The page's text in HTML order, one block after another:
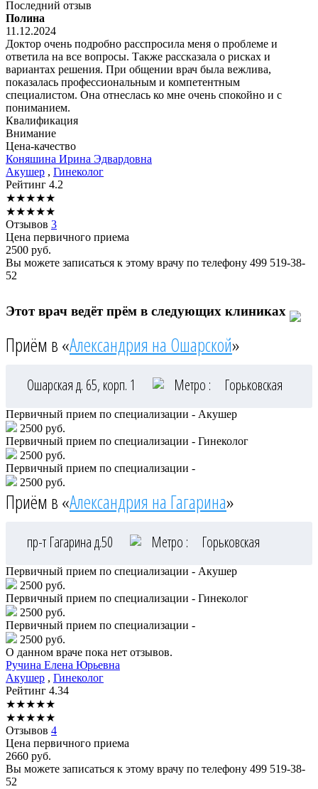
Последний отзыв
Полина
11.12.2024
Доктор очень подробно расспросила меня о проблеме и
ответила на все вопросы. Также рассказала о рисках и
вариантах решения. При общении врач была вежлива,
показалась профессиональным и компетентным
специалистом. Она отнеслась ко мне очень спокойно и с
пониманием.
Квалификация
Внимание
Цена-качество
Коняшина Ирина Эдвардовна
Акушер , Гинеколог
Рейтинг 4.2
★★★★★
★★★★★
Отзывов 3
Цена первичного приема
2500 руб.
Вы можете записаться к этому врачу по телефону 499 519-38-
52
Этот врач ведёт прём в следующих клиниках
Приём в «Александрия на Ошарской»
Ошарская д. 65, корп. 1 Метро : Горьковская
Первичный прием по специализации - Акушер
2500 руб.
Первичный прием по специализации - Гинеколог
2500 руб.
Первичный прием по специализации -
2500 руб.
Приём в «Александрия на Гагарина»
пр-т Гагарина д.50 Метро : Горьковская
Первичный прием по специализации - Акушер
2500 руб.
Первичный прием по специализации - Гинеколог
2500 руб.
Первичный прием по специализации -
2500 руб.
О данном враче пока нет отзывов.
Ручина Елена Юрьевна
Акушер , Гинеколог
Рейтинг 4.34
★★★★★
★★★★★
Отзывов 4
Цена первичного приема
2660 руб.
Вы можете записаться к этому врачу по телефону 499 519-38-
52